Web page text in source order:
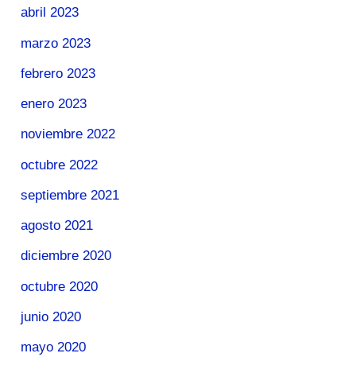
abril 2023
marzo 2023
febrero 2023
enero 2023
noviembre 2022
octubre 2022
septiembre 2021
agosto 2021
diciembre 2020
octubre 2020
junio 2020
mayo 2020